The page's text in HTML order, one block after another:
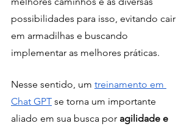
possibilidades para isso, evitando cair
em armadilhas e buscando
implementar as melhores práticas.
Nesse sentido, um treinamento em
Chat GPT se torna um importante
aliado em sua busca por agilidade e